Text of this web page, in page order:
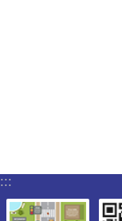
:::